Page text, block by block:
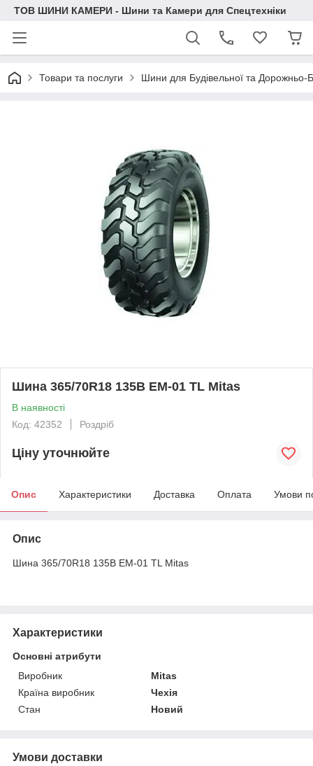
ТОВ ШИНИ КАМЕРИ - Шини та Камери для Спецтехніки
Товари та послуги Шини для Будівельної та Дорожньо-
Шина 365/70R18 135B EM-01 TL Mitas
В наявності
Код: 42352
Роздріб
Ціну уточнюйте
Опис Характеристики Доставка Оплата Умови
Опис
Шина 365/70R18 135B EM-01 TL Mitas
Характеристики
Основні атрибути
Виробник
Mitas
Країна виробник
Чехія
Стан
Новий
Умови доставки